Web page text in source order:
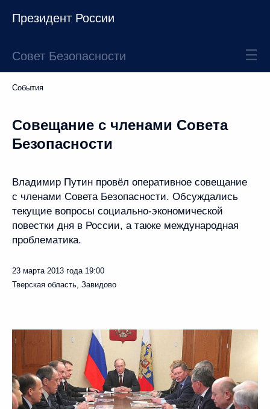
Президент России
Совет Безопасности
События
Совещание с членами Совета
Безопасности
Владимир Путин провёл оперативное совещание
с членами Совета Безопасности. Обсуждались
текущие вопросы социально-экономической
повестки дня в России, а также международная
проблематика.
23 марта 2013 года 19:00
Тверская область, Завидово